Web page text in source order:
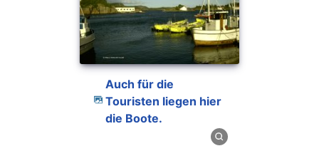
Auch für die
Touristen liegen hier
die Boote.